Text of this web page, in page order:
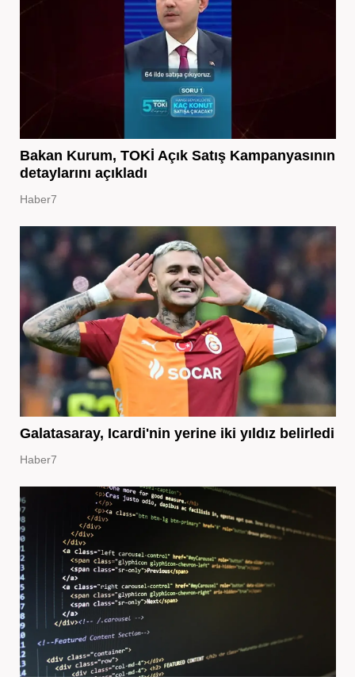
Bakan Kurum, TOKİ Açık Satış Kampanyasının
detaylarını açıkladı
Haber7
Galatasaray, Icardi'nin yerine iki yıldız belirledi
Haber7